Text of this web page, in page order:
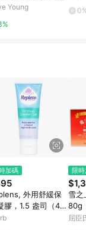
Clay Stick Mas
Young
加碼
外用舒緩保
膠，1.5 盎司（42.
限
雪之
80g
屈臣